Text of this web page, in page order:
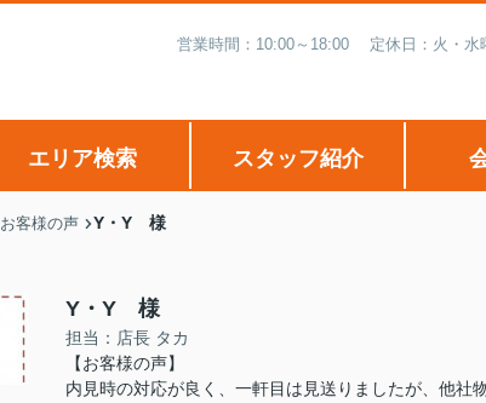
営業時間：10:00～18:00 定休日：火・水
エリア検索 スタッフ紹介
お客様の声 Y・Y 様
Y・Y 様
担当：店長 タカ
【お客様の声】
内見時の対応が良く、一軒目は見送りましたが、他